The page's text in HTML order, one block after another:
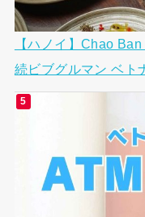
【ハノイ】Chao
続ビブグルマン ベト